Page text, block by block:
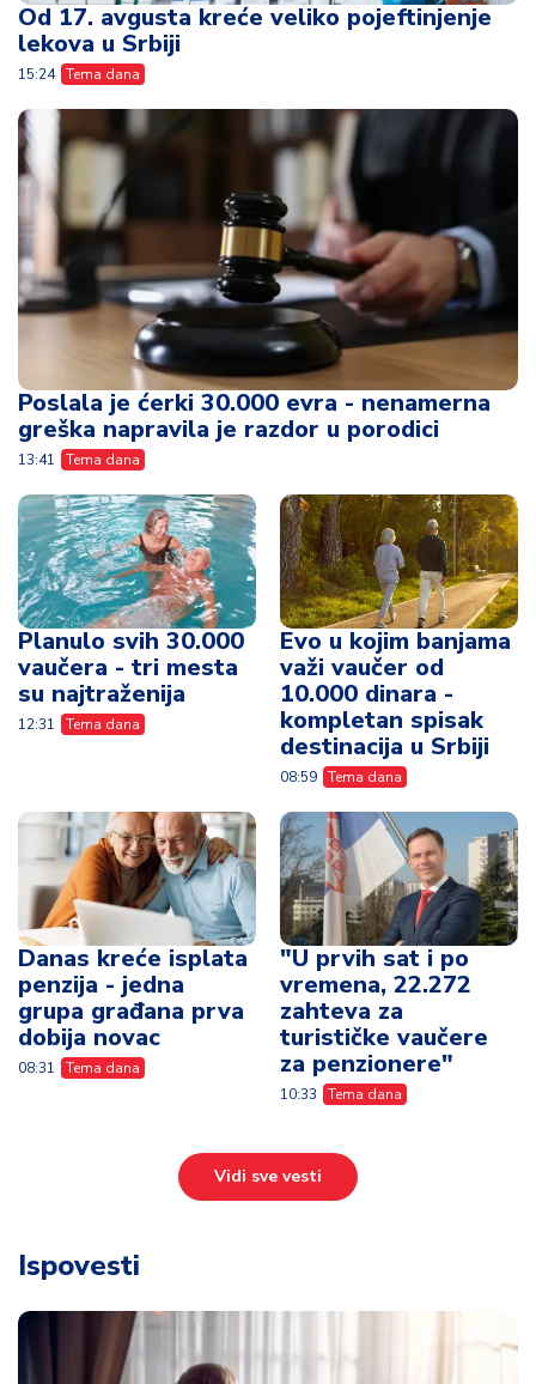
Od 17. avgusta kreće veliko pojeftinjenje
lekova u Srbiji
15:24 Tema dana
Poslala je ćerki 30.000 evra - nenamerna
greška napravila je razdor u porodici
13:41 Tema dana
Planulo svih 30.000
vaučera - tri mesta
su najtraženija
12:31 Tema dana
Evo u kojim banjama
važi vaučer od
10.000 dinara -
kompletan spisak
destinacija u Srbiji
08:59 Tema dana
Danas kreće isplata
penzija - jedna
grupa građana prva
dobija novac
08:31 Tema dana
"U prvih sat i po
vremena, 22.272
zahteva za
turističke vaučere
za penzionere"
10:33 Tema dana
Vidi sve vesti
Ispovesti